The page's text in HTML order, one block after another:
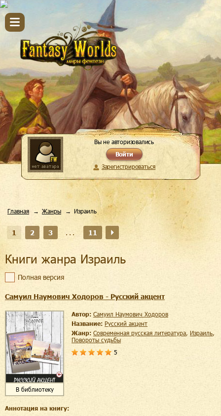
Вы не авторизовались
Войти
Зарегистрироваться
Главная Жанры Израиль
1 2 3 ... 11
Книги жанра Израиль
Полная версия
Самуил Наумович Ходоров - Русский акцент
В библиотеку
Автор:
Самуил Наумович Ходоров
Название:
Русский акцент
Жанр:
современная русская литература, Израиль,
повороты судьбы
5
Аннотация на книгу: